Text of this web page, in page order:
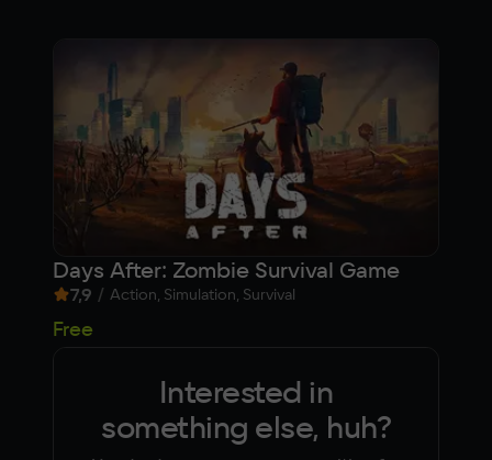
Days After: Zombie Survival Game
7,9 / Action, Simulation, Survival
Free
Interested in
something else, huh?